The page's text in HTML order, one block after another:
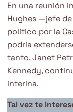
En una reunión
Hughes —jefe
político por la
podría
tanto, Janet
Kennedy,
interina.
Tal vez te